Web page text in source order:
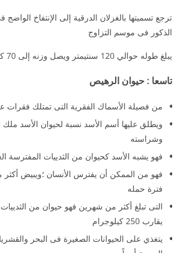
ترجع تسميتها بالغزلان الدرقية إلى الإنتفاخ
الذكور فى موسم التزاوج
يبلغ طوله حوالي 120 سنتيمتر ويصل وزنه إلى 70 كيلو جرام
تاسعا : حيوان الرهيص
من فصيلة الأسماك الفقرية التى تمتلك
ويطلق عليها أسم الأسد نسبة لحيوان الأسد ملك
وشراسته
فهو يشبه الأسد كحيوان من الثدييات المفترسة
فهو من الممكن أن يفترس الأنسان ؛ويبيض
فترة حمله
التى تبلغ أكثر من شهرين فهو حيوان من
يقارب 250 كيلوجرام
يتغذي على الحيوانات الصغيرة فى البحر